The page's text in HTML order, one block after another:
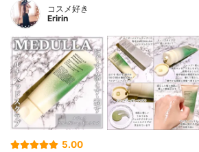
コスメ好き
Eririn
5.00